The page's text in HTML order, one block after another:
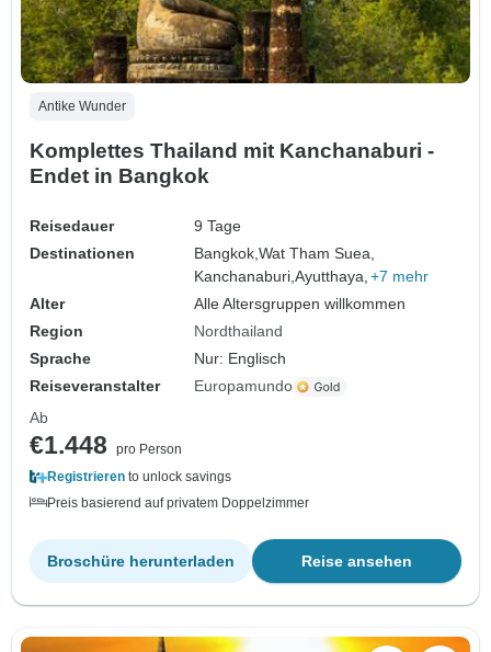
Antike Wunder
Komplettes Thailand mit Kanchanaburi -
Endet in Bangkok
Reisedauer
9 Tage
Destinationen
Bangkok,Wat Tham Suea,
Kanchanaburi,Ayutthaya, +7 mehr
Alter
Alle Altersgruppen willkommen
Region
Nordthailand
Sprache
Nur: Englisch
Reiseveranstalter
Europamundo
Ab
€1.448
pro Person
Registrieren to unlock savings
Preis basierend auf privatem Doppelzimmer
Reise ansehen
Broschüre herunterladen